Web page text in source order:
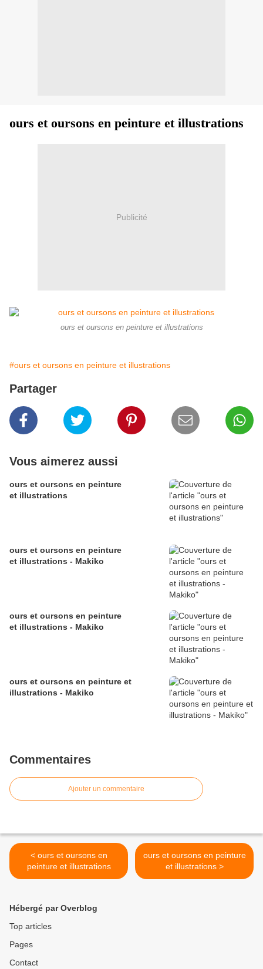
ours et oursons en peinture et illustrations
Publicité
ours et oursons en peinture et illustrations
#ours et oursons en peinture et illustrations
Partager
Vous aimerez aussi
ours et oursons en peinture
et illustrations
ours et oursons en peinture
et illustrations - Makiko
ours et oursons en peinture
et illustrations - Makiko
ours et oursons en peinture et
illustrations - Makiko
Commentaires
Ajouter un commentaire
< ours et oursons en
peinture et illustrations
ours et oursons en peinture
et illustrations >
Hébergé par Overblog
Top articles
Pages
Contact